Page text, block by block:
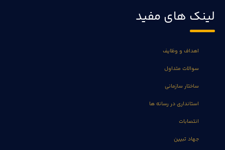
لینک های مفید
اهداف و وظایف
سوالات متداول
ساختار سازمانی
استانداری در رسانه ها
انتصابات
جهاد تبیین